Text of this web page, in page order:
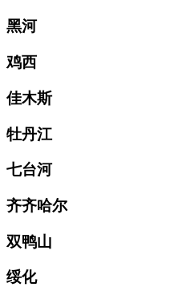
黑河
鸡西
佳木斯
牡丹江
七台河
齐齐哈尔
双鸭山
绥化